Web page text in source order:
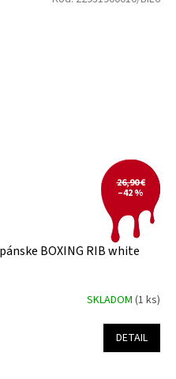
26,90 €
–42 %
BOXING RIB white
SKLADOM (1 ks)
DETAIL